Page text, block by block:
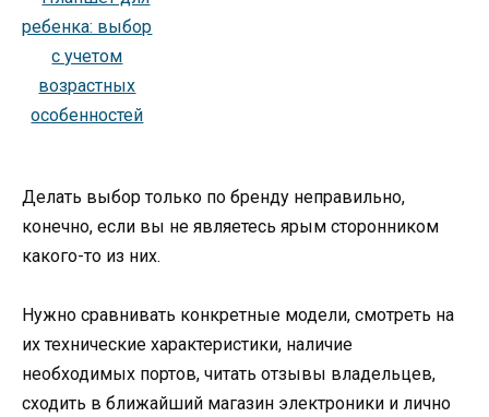
Делать выбор только по бренду неправильно,
конечно, если вы не являетесь ярым сторонником
какого-то из них.
Нужно сравнивать конкретные модели, смотреть на
их технические характеристики, наличие
необходимых портов, читать отзывы владельцев,
сходить в ближайший магазин электроники и лично